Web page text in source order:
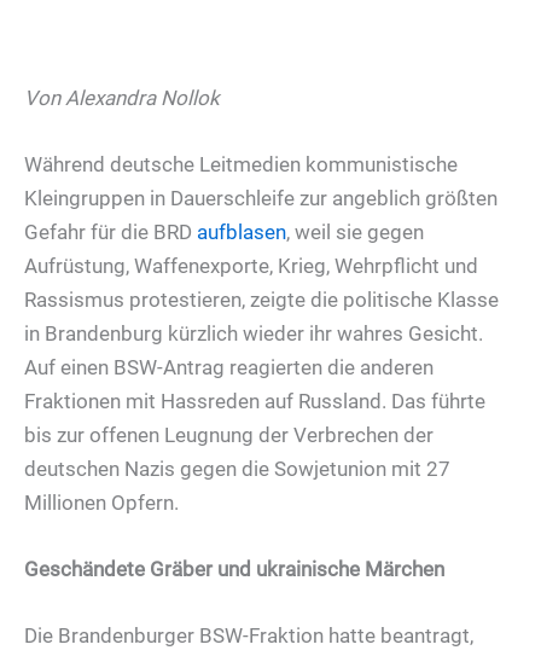
Von Alexandra Nollok
Während deutsche Leitmedien kommunistische
Kleingruppen in Dauerschleife zur angeblich größten
Gefahr für die BRD aufblasen, weil sie gegen
Aufrüstung, Waffenexporte, Krieg, Wehrpflicht und
Rassismus protestieren, zeigte die politische Klasse
in Brandenburg kürzlich wieder ihr wahres Gesicht.
Auf einen BSW-Antrag reagierten die anderen
Fraktionen mit Hassreden auf Russland. Das führte
bis zur offenen Leugnung der Verbrechen der
deutschen Nazis gegen die Sowjetunion mit 27
Millionen Opfern.
Geschändete Gräber und ukrainische Märchen
Die Brandenburger BSW-Fraktion hatte beantragt,